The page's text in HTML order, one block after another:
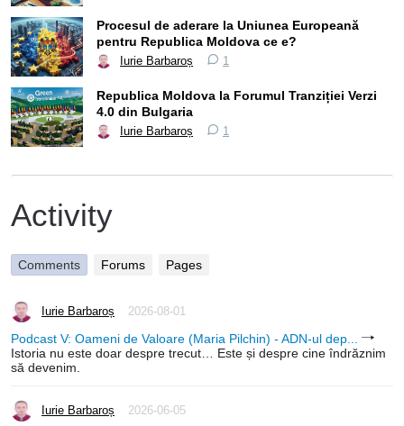
Procesul de aderare la Uniunea Europeană
pentru Republica Moldova ce e?
Iurie Barbaroș 1
Republica Moldova la Forumul Tranziției Verzi
4.0 din Bulgaria
Iurie Barbaroș 1
Activity
Comments Forums Pages
Iurie Barbaroș 2026-08-01
Podcast V: Oameni de Valoare (Maria Pilchin) - ADN-ul dep...
Istoria nu este doar despre trecut… Este și despre cine îndrăznim
să devenim.
Iurie Barbaroș 2026-06-05